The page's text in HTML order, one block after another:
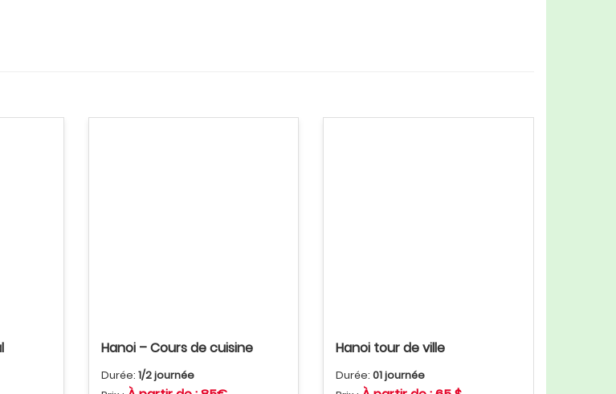
Hanoi – Cours de cuisine
Durée: 1/2 journée
Hanoi tour de ville
Durée:01 journée
Croisière 3 jours